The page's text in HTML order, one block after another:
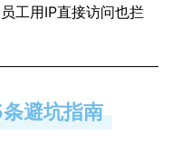
工用IP直接访问也拦
避坑指南